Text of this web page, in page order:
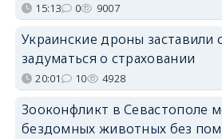
15:13 0 9007
Украинские дроны заставили
задуматься о страховании
20:01 10 4928
Зооконфликт в Севастополе
бездомных животных без